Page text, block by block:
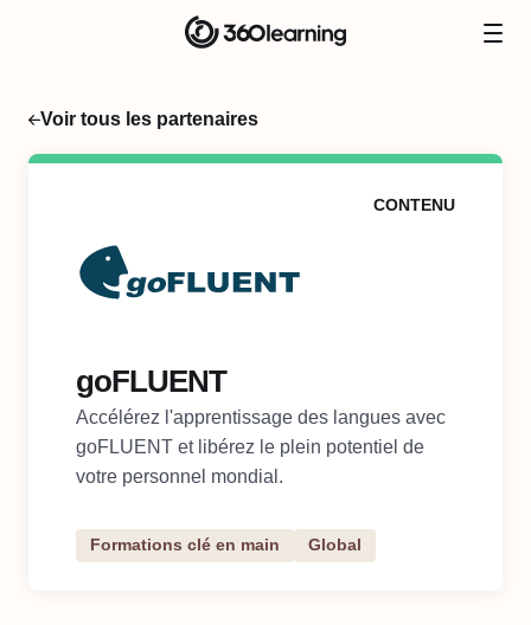
Voir tous les partenaires
CONTENU
goFLUENT
Accélérez l'apprentissage des langues avec
goFLUENT et libérez le plein potentiel de
votre personnel mondial.
Formations clé en main Global